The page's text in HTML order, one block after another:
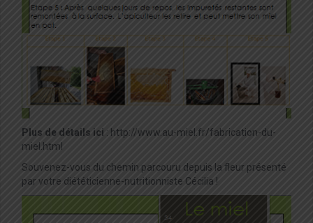
Plus de détails ici : http://www.au-miel.fr/fabrication-du-
miel.html
Souvenez-vous du chemin parcouru depuis la fleur présenté
par votre diététicienne-nutritionniste Cécilia !